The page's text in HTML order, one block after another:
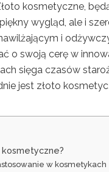
kosmetyczne,
wygląd, ale i
i
o swoją cerę w
sięga czasów
jest złoto
w kosmetykach